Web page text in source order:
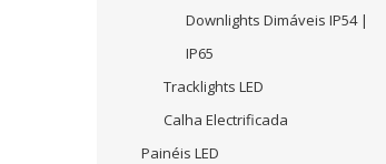
Downlights Dimáveis IP54 |
IP65
Tracklights LED
Calha Electrificada
Painéis LED